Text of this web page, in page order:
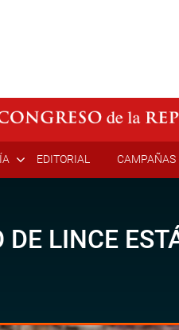
EDITORIAL CAMPAÑAS
DE LINCE